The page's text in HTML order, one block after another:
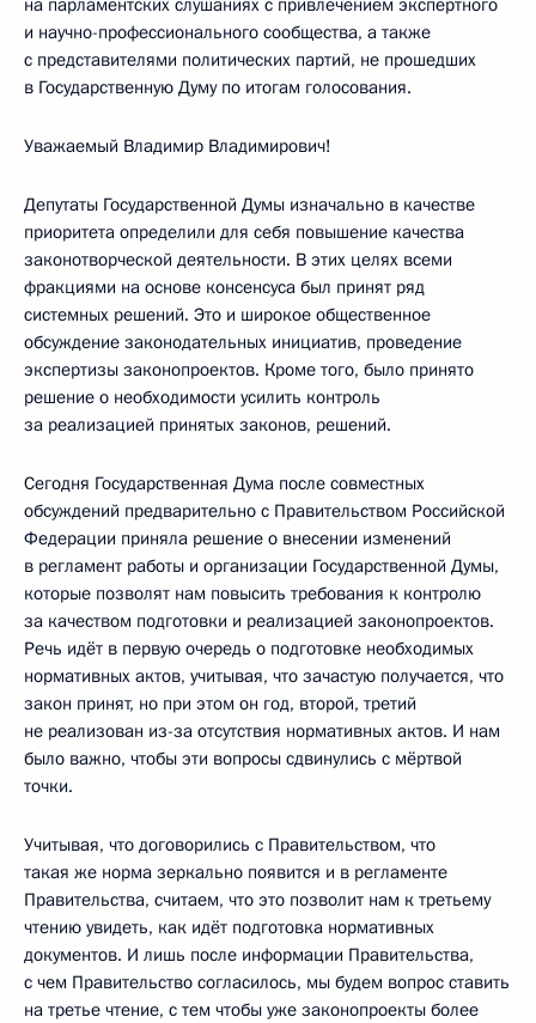
и научно-профессионального сообщества, а также
с представителями политических партий, не прошедших
в Государственную Думу по итогам голосования.
Уважаемый Владимир Владимирович!
Депутаты Государственной Думы изначально в качестве
приоритета определили для себя повышение качества
законотворческой деятельности. В этих целях всеми
фракциями на основе консенсуса был принят ряд
системных решений. Это и широкое общественное
обсуждение законодательных инициатив, проведение
экспертизы законопроектов. Кроме того, было принято
решение о необходимости усилить контроль
за реализацией принятых законов, решений.
Сегодня Государственная Дума после совместных
обсуждений предварительно с Правительством Российской
Федерации приняла решение о внесении изменений
в регламент работы и организации Государственной Думы,
которые позволят нам повысить требования к контролю
за качеством подготовки и реализацией законопроектов.
Речь идёт в первую очередь о подготовке необходимых
нормативных актов, учитывая, что зачастую получается, что
закон принят, но при этом он год, второй, третий
не реализован из-за отсутствия нормативных актов. И нам
было важно, чтобы эти вопросы сдвинулись с мёртвой
точки.
Учитывая, что договорились с Правительством, что
такая же норма зеркально появится и в регламенте
Правительства, считаем, что это позволит нам к третьему
чтению увидеть, как идёт подготовка нормативных
документов. И лишь после информации Правительства,
с чем Правительство согласилось, мы будем вопрос ставить
на третье чтение, с тем чтобы уже законопроекты более